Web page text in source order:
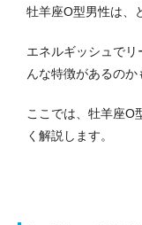
牡羊座O型男性は、
エネルギッシュで
んな特徴があるのか
ここでは、牡羊座O
く解説します。